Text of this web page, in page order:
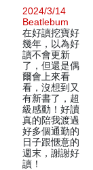
2024/3/14
Beatlebum
在好讀挖寶好
幾年，以為好
讀不會更新
了，但還是偶
爾會上來看
看，沒想到又
有新書了，超
級感動！好讀
真的陪我渡過
好多個通勤的
日子跟愜意的
週末，謝謝好
讀！